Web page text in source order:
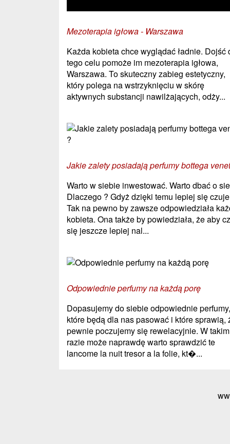
Mezoterapia igłowa - Warszawa
Każda kobieta chce wyglądać ładnie. Dojść
tego celu pomoże im mezoterapia igłowa,
Warszawa. To skuteczny zabieg estetyczny,
który polega na wstrzyknięciu w skórę
aktywnych substancji nawilżających, odży...
Jakie zalety posiadają perfumy bottega
Warto w siebie inwestować. Warto dbać o
Dlaczego ? Gdyż dzięki temu lepiej się
Tak na pewno by zawsze odpowiedziała
kobieta. Ona także by powiedziała, że aby
się jeszcze lepiej nal...
Odpowiednie perfumy na każdą porę
Dopasujemy do siebie odpowiednie perfumy,
które będą dla nas pasować i które sprawią,
pewnie poczujemy się rewelacyjnie. W takim
razie może naprawdę warto sprawdzić te
lancome la nuit tresor a la folie, kt�...